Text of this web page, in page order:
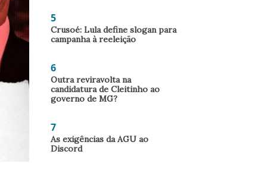
5
Crusoé: Lula define slogan para
campanha à reeleição
6
Outra reviravolta na
candidatura de Cleitinho ao
governo de MG?
7
As exigências da AGU ao
Discord